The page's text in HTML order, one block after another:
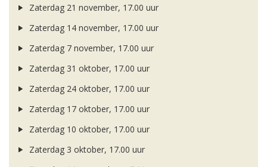
Zaterdag 21 november, 17.00 uur
Zaterdag 14 november, 17.00 uur
Zaterdag 7 november, 17.00 uur
Zaterdag 31 oktober, 17.00 uur
Zaterdag 24 oktober, 17.00 uur
Zaterdag 17 oktober, 17.00 uur
Zaterdag 10 oktober, 17.00 uur
Zaterdag 3 oktober, 17.00 uur